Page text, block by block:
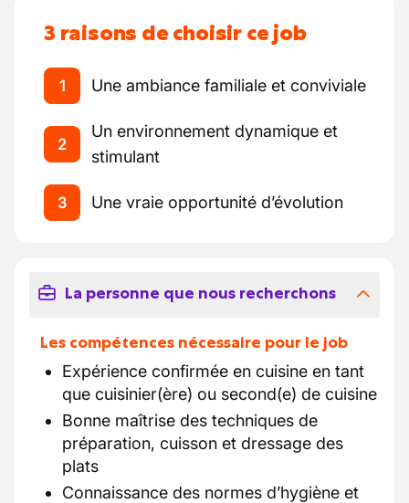
3 raisons de choisir ce job
1 Une ambiance familiale et conviviale
2
Un environnement dynamique et
stimulant
3 Une vraie opportunité d’évolution
La personne que nous recherchons
Les compétences nécessaire pour le job
Expérience confirmée en cuisine en tant
que cuisinier(ère) ou second(e) de cuisine
Bonne maîtrise des techniques de
préparation, cuisson et dressage des
plats
Connaissance des normes d’hygiène et